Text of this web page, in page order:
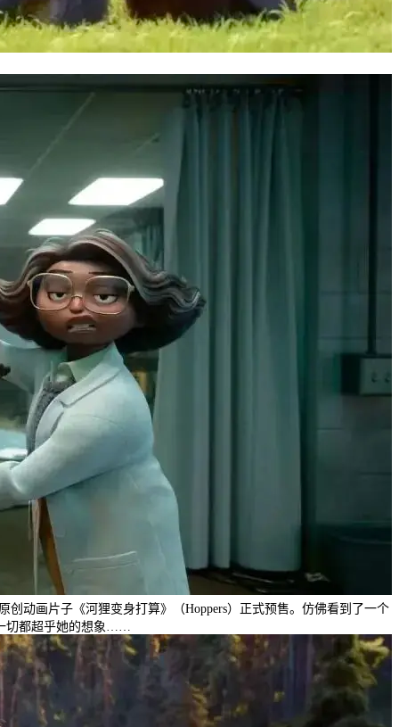
动画片子《河狸变身打算》（Hoppers）正式预售。仿佛看到了一个
切都超乎她的想象……